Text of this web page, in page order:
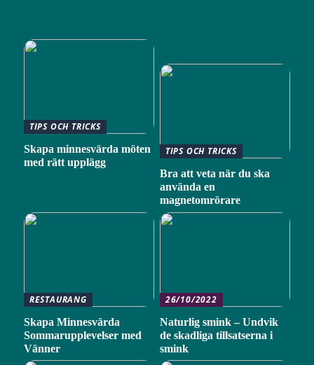
TIPS OCH TRICKS
Skapa minnesvärda möten
med rätt upplägg
TIPS OCH TRICKS
Bra att veta när du ska
använda en
magnetomrörare
RESTAURANG
Skapa Minnesvärda
Sommarupplevelser med
Vänner
26/10/2022
Naturlig smink – Undvik
de skadliga tillsatserna i
smink